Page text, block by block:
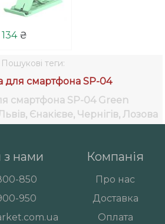
134 ₴
Пошукові теги:
для смартфона SP-04
смартфона SP-04 Green
Єнакієве, Чернігів, Лозова
з нами
850
950
Компанія
Про нас
Доставка
Оплата